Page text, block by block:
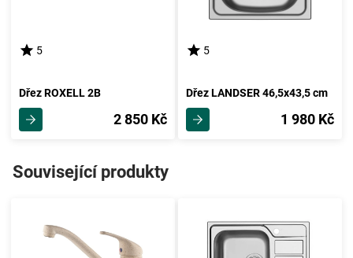
5
Dřez ROXELL 2B
2 850 Kč
5
Dřez LANDSER 46,5x43,5 cm
1 980 Kč
Související produkty